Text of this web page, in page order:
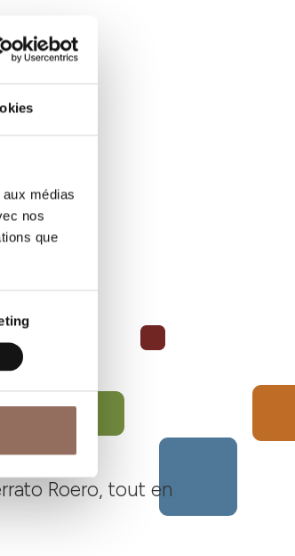
médias
nos
que
Roero, tout en